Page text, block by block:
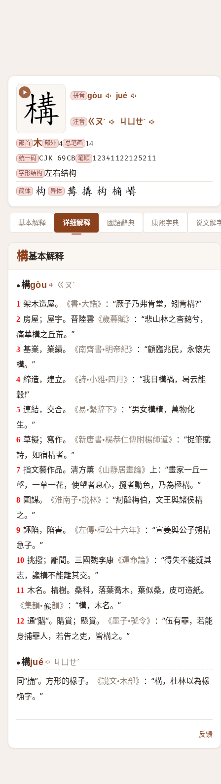
拼音 gòu jué
注音 ㄍㄡˋ ㄐㄩㄝˊ
部首 木 部外 4 总笔画 14
统一码 CJK 69CB 笔顺 12341122125211
字形结构 左右结构
简体 异体
基本解释 详细解释 國語辭典 康熙字典 说文解
構基本解释
●構gòu ㄍㄡˋ
架木造屋。 《書•大誥》
：“厥子乃弗肯堂，矧肯構?”
房屋；屋宇。晋陸雲《歲暮賦》
：“悲山林之杳藹兮，
痛華構之丘荒。”
基業，業績。
《南齊書•明帝紀》
：“顧臨兆民，永懷先
構。”
締造，建立。
《詩•小雅•四月》
：“我日構禍，曷云能
穀!”
連結，交合。
《易•繫辞下》
：“男女構精，萬物化
生。”
草擬；寫作。
《新唐書•楊恭仁傳附楊師道》
：“捉筆賦
詩，如宿構者。”
指文藝作品。清方薫《山静居畫論》 上：“畫家一丘一
壑，一草一花，使望者息心，攬者動色，乃為極構。”
圖謀。
《淮南子•説林》
：“紂醯梅伯，文王與諸侯構
之。”
誣陷，陷害。
《左傳•桓公十六年》
：“宣姜與公子朔構
急子。”
挑撥；離間。三國魏李康《運命論》
：“得失不能疑其
志，讒構不能離其交。”
木名。構樹。桑科，落葉喬木，葉似桑，皮可造紙。
《集韻•𠊱 韻》
：“構，木名。”
通“購”。購賞；懸賞。 《墨子•號令》
：“伍有罪，若能
身捕罪人，若告之吏，皆構之。”
●構jué ㄐㄩㄝˊ
同“桷”。方形的椽子。 《説文•木部》
：“構，杜林以為椽
桷字。”
反馈